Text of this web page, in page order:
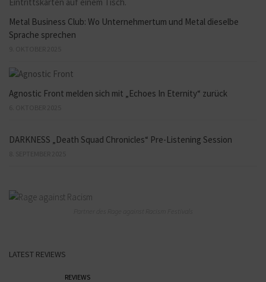
Metal Business Club: Wo Unternehmertum und Metal dieselbe
Sprache sprechen
Agnostic Front melden sich mit „Echoes In Eternity“ zurück
DARKNESS „Death Squad Chronicles“ Pre-Listening Session
LATEST REVIEWS
REVIEWS